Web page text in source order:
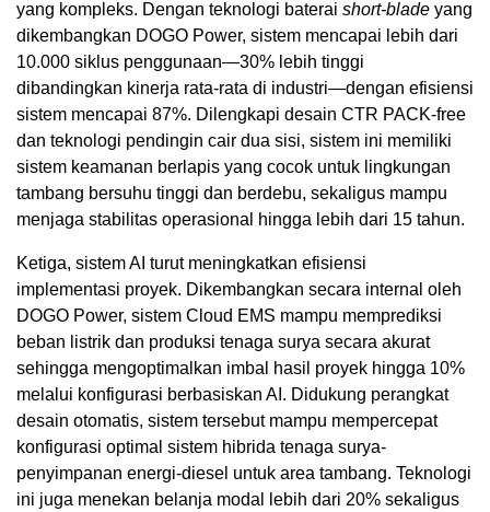
yang kompleks. Dengan teknologi baterai short-blade yang
dikembangkan DOGO Power, sistem mencapai lebih dari
10.000 siklus penggunaan—30% lebih tinggi
dibandingkan kinerja rata-rata di industri—dengan efisiensi
sistem mencapai 87%. Dilengkapi desain CTR PACK-free
dan teknologi pendingin cair dua sisi, sistem ini memiliki
sistem keamanan berlapis yang cocok untuk lingkungan
tambang bersuhu tinggi dan berdebu, sekaligus mampu
menjaga stabilitas operasional hingga lebih dari 15 tahun.
Ketiga, sistem AI turut meningkatkan efisiensi
implementasi proyek. Dikembangkan secara internal oleh
DOGO Power, sistem Cloud EMS mampu memprediksi
beban listrik dan produksi tenaga surya secara akurat
sehingga mengoptimalkan imbal hasil proyek hingga 10%
melalui konfigurasi berbasiskan AI. Didukung perangkat
desain otomatis, sistem tersebut mampu mempercepat
konfigurasi optimal sistem hibrida tenaga surya-
penyimpanan energi-diesel untuk area tambang. Teknologi
ini juga menekan belanja modal lebih dari 20% sekaligus